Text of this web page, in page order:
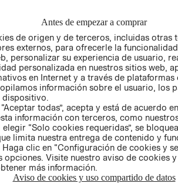
PROGRAMA DE
TRANSPARENCIA
Y ÉTICA (INGLÉS)
DE INDUSTRIA Y
COMERCIO - SIC
PETICIONES
QUEJAS Y
RECLAMOS
Antes de empezar a comprar
de origen y de terceros, incluidas otras
externos, para ofrecerle la
personalizar su experiencia de usuario,
personalizada en nuestros sitios web,
en Internet y a través de plataformas
información sobre el usuario, los
todas”, acepta y está de acuerdo
información con terceros, como
“Solo cookies requeridas”, se
limita nuestra entrega de contenido y
Haga clic en “Configuración de cookies y
opciones. Visite nuestro aviso de cookies
más información.
Aviso de cookies y uso compartido de datos